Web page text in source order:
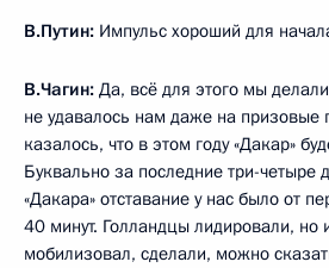
В.Путин: Импульс хороший для
В.Чагин: Да, всё для этого мы
не удавалось нам даже на призовые
казалось, что в этом году «Дакар»
Буквально за последние три-четыре
«Дакара» отставание у нас было от
40 минут. Голландцы лидировали, но
мобилизовал, сделали, можно